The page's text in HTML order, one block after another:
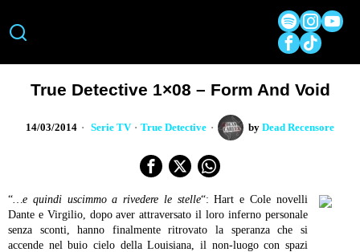
True Detective 1×08 – Form And Void
14/03/2014 Serie TV · True Detective by Dead Recensore
“…e quindi uscimmo a rivedere le stelle“: Hart e Cole novelli
Dante e Virgilio, dopo aver attraversato il loro inferno personale
senza sconti, hanno finalmente ritrovato la speranza che si
accende nel buio cielo della Louisiana, il non-luogo con spazi